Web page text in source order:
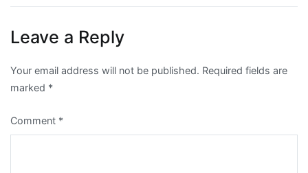
Leave a Reply
Your email address will not be published. Required fields are
marked *
Comment *